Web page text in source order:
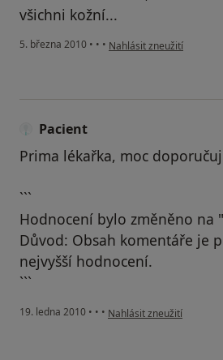
všichni kožní...
5. března 2010 • • • podle názoru uživatele
Nahlásit zneužití
Pacient
Prima lékařka, moc
```
Hodnocení bylo změněno na
Důvod: Obsah komentáře je
nejvyšší hodnocení.
```
19. ledna 2010 • • • podle názoru uživatele
Nahlásit zneužití